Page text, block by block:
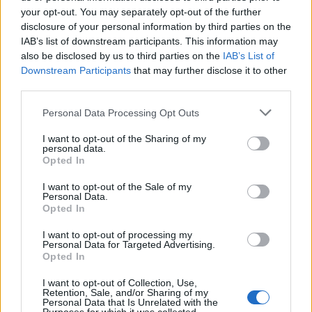
your opt-out. You may separately opt-out of the further
disclosure of your personal information by third parties on the
IAB’s list of downstream participants. This information may
also be disclosed by us to third parties on the IAB’s List of
Downstream Participants that may further disclose it to other
Personal Data Processing Opt Outs
I want to opt-out of the Sharing of my
personal data.
Opted In
I want to opt-out of the Sale of my
Personal Data.
Opted In
I want to opt-out of processing my
Personal Data for Targeted Advertising.
Opted In
I want to opt-out of Collection, Use,
Retention, Sale, and/or Sharing of my
Personal Data that Is Unrelated with the
se të fillojë marrëveshja”, përfundoi Elmazi.
Legjislacioni italian rregullon të ashtuquajturit
“institute të patronatit”, që mbështesin
qytetarët përmes shërbimeve sociale. ITAL –
Instituti për Tutelën dhe Asistencën e
Punëtorëve – është krijuar nga UIL (Unioni
Itali dhe jashtë saj në shërbim të personave:
punëtorë, pensionistë, të rinj, të papunë,
emigrantë, italianë në emigracion.
Veprimtaria e patronateve monitorohet nga
Ministria e Punës në Itali e cila është edhe
financuese ekskluzive e tyre. Janë rreth 1600
territorin italian dhe në botë, në dispozicion të
atyre që kanë nevojë për asistencë me qëllim